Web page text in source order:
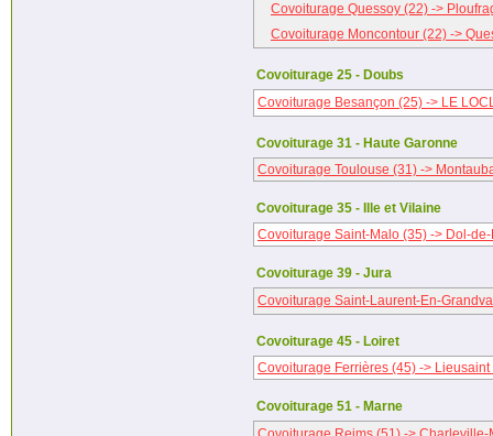
Covoiturage Quessoy (22) ->
Covoiturage Moncontour (22) ->
Covoiturage 25 - Doubs
Covoiturage Besançon (25) -> LE
Covoiturage 31 - Haute Garonne
Covoiturage Toulouse (31) ->
Covoiturage 35 - Ille et Vilaine
Covoiturage Saint-Malo (35) -> Dol-
Covoiturage 39 - Jura
Covoiturage Saint-Laurent-En-
Covoiturage 45 - Loiret
Covoiturage Ferrières (45) -> Lieusaint
Covoiturage 51 - Marne